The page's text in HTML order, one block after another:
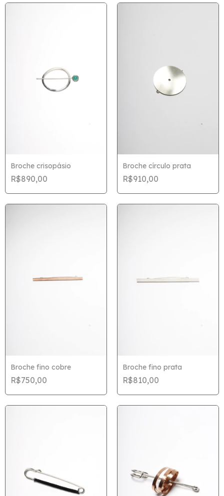
Broche crisopásio
R$890,00
Broche círculo prata
R$910,00
Broche fino cobre
R$750,00
Broche fino prata
R$810,00